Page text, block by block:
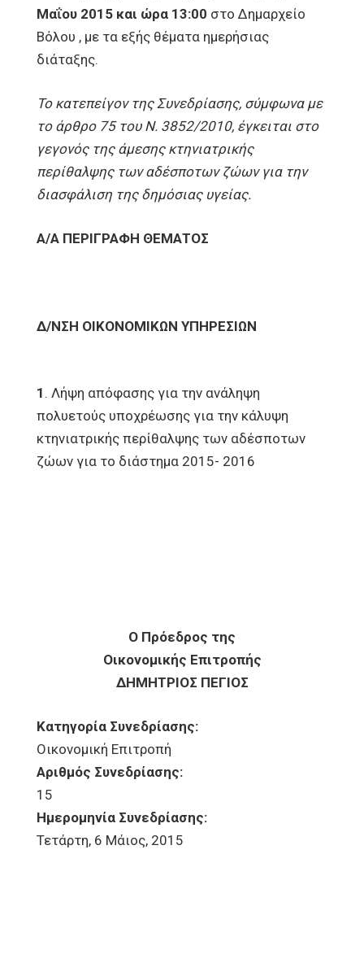
Μαΐου 2015 και ώρα 13:00 στο Δημαρχείο
Βόλου , με τα εξής θέματα ημερήσιας
διάταξης.
Το κατεπείγον της Συνεδρίασης, σύμφωνα με
το άρθρο 75 του Ν. 3852/2010, έγκειται στο
γεγονός της άμεσης κτηνιατρικής
περίθαλψης των αδέσποτων ζώων για την
διασφάλιση της δημόσιας υγείας.
Α/Α ΠΕΡΙΓΡΑΦΗ ΘΕΜΑΤΟΣ
Δ/ΝΣΗ ΟΙΚΟΝΟΜΙΚΩΝ ΥΠΗΡΕΣΙΩΝ
1 . Λήψη απόφασης για την ανάληψη
πολυετούς υποχρέωσης για την κάλυψη
κτηνιατρικής περίθαλψης των αδέσποτων
ζώων για το διάστημα 2015- 2016
Ο Πρόεδρος της
Οικονομικής Επιτροπής
ΔΗΜΗΤΡΙΟΣ ΠΕΓΙΟΣ
Κατηγορία Συνεδρίασης:
Οικονομική Επιτροπή
Αριθμός Συνεδρίασης:
15
Ημερομηνία Συνεδρίασης:
Τετάρτη, 6 Μάιος, 2015